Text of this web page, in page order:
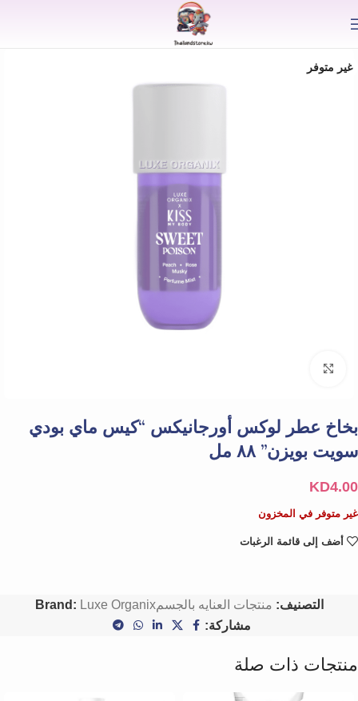
غير متوفر
بخاخ عطر لوكس أورجانيكس “كيس ماي بودي
سويت بويزن” ٨٨ مل
KD4.00
غير متوفر في المخزون
أضف إلى قائمة الرغبات
التصنيف: منتجات العنايه بالجسم Brand: Luxe Organix
مشاركة:
منتجات ذات صلة